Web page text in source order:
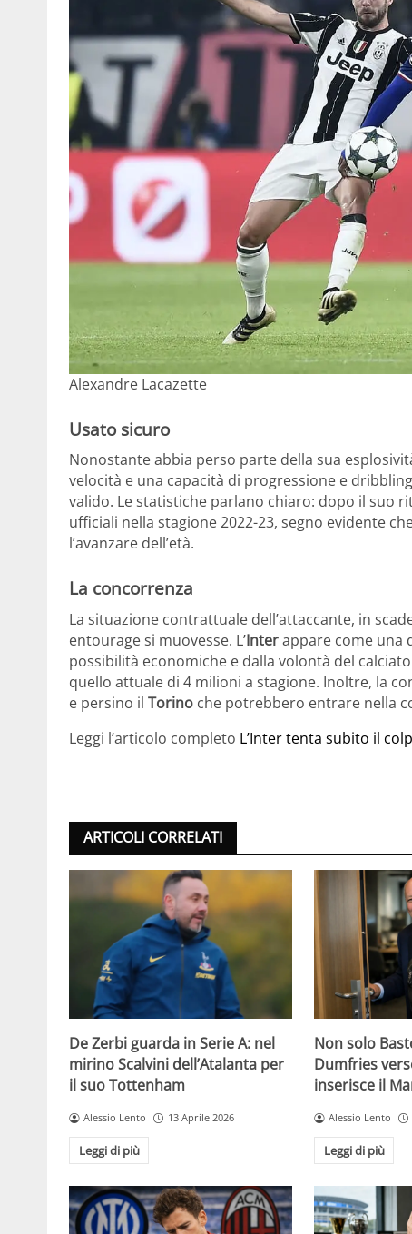
Alexandre Lacazette
Usato sicuro
Nonostante abbia perso parte della sua
velocità e una capacità di progressione e
valido. Le statistiche parlano chiaro: dopo il suo
ufficiali nella stagione 2022-23, segno evidente
l’avanzare dell’età.
La concorrenza
La situazione contrattuale dell’attaccante, in
entourage si muovesse. L’Interappare come una
possibilità economiche e dalla volontà del
quello attuale di 4 milioni a stagione. Inoltre, la
e persino il Torino che potrebbero entrare nella
Leggi l’articolo completo L’Inter tenta subito il
ARTICOLI CORRELATI
De Zerbi guarda in Serie A: nel
mirino Scalvini dell’Atalanta per
il suo Tottenham
Alessio Lento 13 Aprile 2026
Leggi di più
Non solo
Dumfries
inserisce il
Alessio Lento
Leggi di più